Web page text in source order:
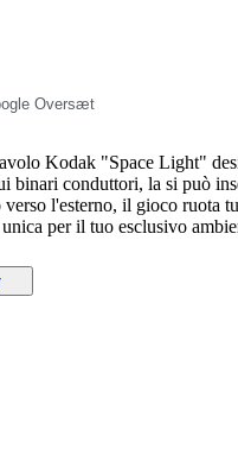
Oversæt
Kodak "Space Light"
binari conduttori, la si può
l'esterno, il gioco ruota
ambiente, autentica anni 80 nuova mai
22 x 22
in pacco sigillato e
sono a carico dell'acquirente.